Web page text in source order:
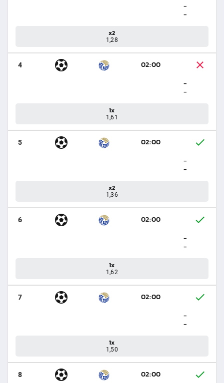
-
-
x2
1,28
4
02:00
-
-
1x
1,61
5
02:00
-
-
x2
1,36
6
02:00
-
-
1x
1,62
7
02:00
-
-
1x
1,50
8 02:00